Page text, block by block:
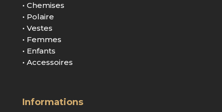
• Chemises
• Polaire
• Vestes
• Femmes
• Enfants
• Accessoires
Informations